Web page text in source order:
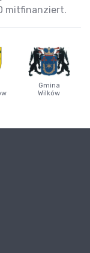
mitfinanziert.
Gmina
Wilków